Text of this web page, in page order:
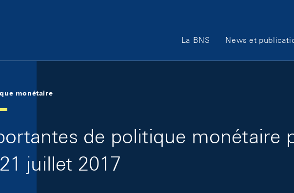
Main Navigation
La BNS News et
monétaire
de politique monétaire
juillet 2017